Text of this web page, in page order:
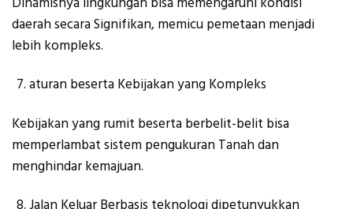
daerah secara Signifikan, memicu pemetaan menjadi
lebih kompleks.
aturan beserta Kebijakan yang Kompleks
Kebijakan yang rumit beserta berbelit-belit bisa
memperlambat sistem pengukuran Tanah dan
menghindar kemajuan.
Jalan Keluar Berbasis teknologi dipetunyukkan